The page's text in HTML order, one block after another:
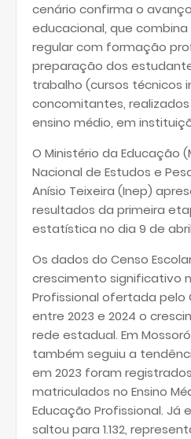
cenário confirma o
educacional, que
regular com formação
preparação dos
trabalho (cursos técnicos
concomitantes,
ensino médio, em
O Ministério da Educação
Nacional de Estudos e
Anísio Teixeira (Inep)
resultados da primeira
estatística no dia 9 de
Os dados do Censo
crescimento significativo
Profissional ofertada pelo
entre 2023 e 2024 o
rede estadual. Em
também seguiu a
em 2023 foram
matriculados no Ensino
Educação Profissional. Já
saltou para 1.132,